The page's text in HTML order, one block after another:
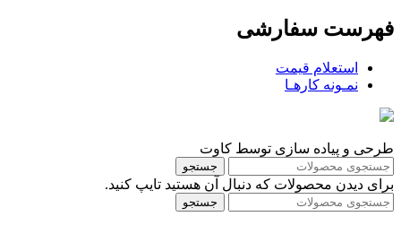
فهرست سفارشی
استعلام قیمت
نمـونه کارهـا
طرحی و پیاده سازی توسط کاوت
جستجو
برای دیدن محصولات که دنبال آن هستید تایپ کنید.
جستجو